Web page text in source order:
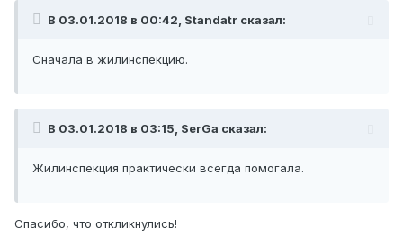
В 03.01.2018 в 00:42, Standatr сказал:
Сначала в жилинспекцию.
В 03.01.2018 в 03:15, SerGa сказал:
Жилинспекция практически всегда помогала.
Спасибо, что откликнулись!